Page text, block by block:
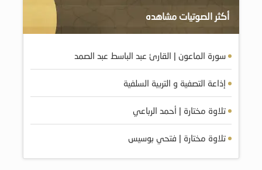
أكثر الصوتيات مشاهده
سورة الماعون | القارئ عبد الباسط عبد الصمد
إذاعة التصفية و التربية السلفية
تلاوة مختارة | أحمد الرباعي
تلاوة مختارة | فتحي بوسيس